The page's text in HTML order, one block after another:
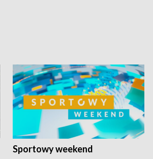
Sportowy weekend